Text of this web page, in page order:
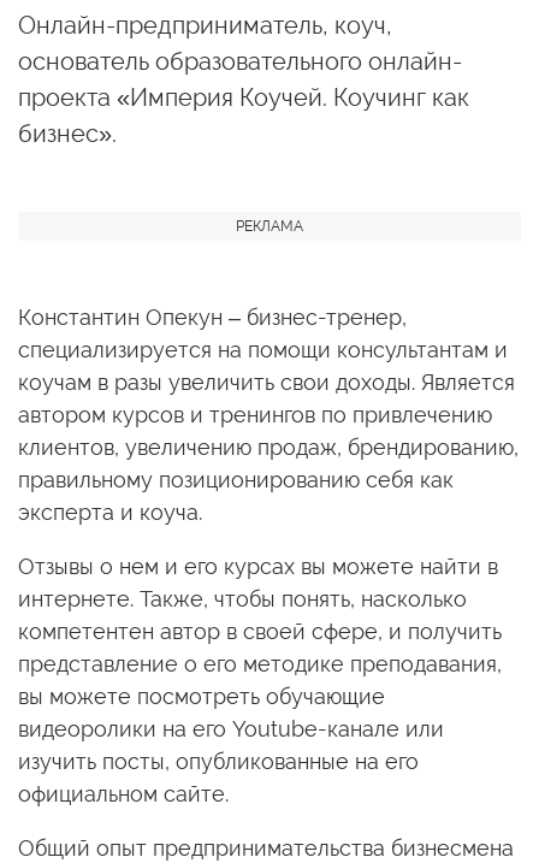
Онлайн-предприниматель, коуч,
основатель образовательного онлайн-
проекта «Империя Коучей. Коучинг как
бизнес».
Константин Опекун – бизнес-тренер,
специализируется на помощи консультантам и
коучам в разы увеличить свои доходы. Является
автором курсов и тренингов по привлечению
клиентов, увеличению продаж, брендированию,
правильному позиционированию себя как
эксперта и коуча.
Отзывы о нем и его курсах вы можете найти в
интернете. Также, чтобы понять, насколько
компетентен автор в своей сфере, и получить
представление о его методике преподавания,
вы можете посмотреть обучающие
видеоролики на его Youtube-канале или
изучить посты, опубликованные на его
официальном сайте.
Общий опыт предпринимательства бизнесмена